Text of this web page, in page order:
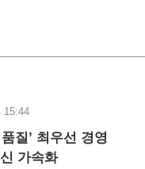
15:44
질’ 최우선 경영
가속화